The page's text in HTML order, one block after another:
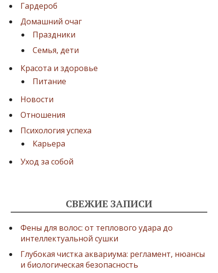
Гардероб
Домашний очаг
Праздники
Семья, дети
Красота и здоровье
Питание
Новости
Отношения
Психология успеха
Карьера
Уход за собой
СВЕЖИЕ ЗАПИСИ
Фены для волос: от теплового удара до
интеллектуальной сушки
Глубокая чистка аквариума: регламент, нюансы
и биологическая безопасность